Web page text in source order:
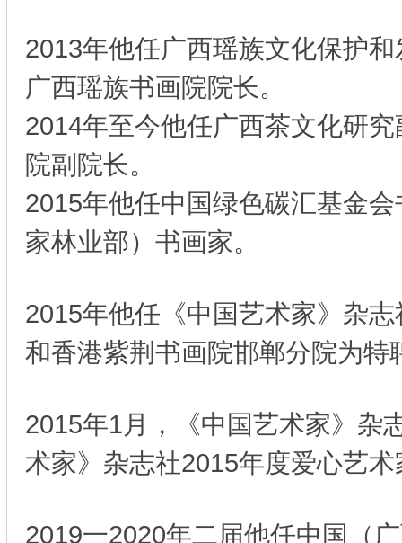
2013年他任广西瑶族文化保护
广西瑶族书画院院长。
2014年至今他任广西茶文化研
院副院长。
2015年他任中国绿色碳汇基金
家林业部）书画家。
2015年他任《中国艺术家》杂
和香港紫荆书画院邯郸分院为特
2015年1月，《中国艺术家》杂
术家》杂志社2015年度爱心艺术
2019一2020年二届他任中国（